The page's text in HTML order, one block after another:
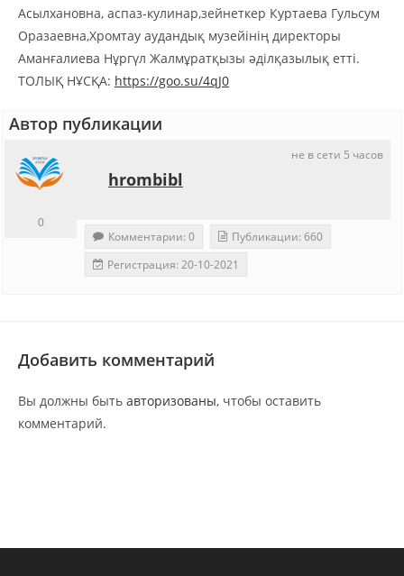
Асылхановна, аспаз-кулинар,зейнеткер Куртаева Гульсум
Оразаевна,Хромтау аудандық музейінің директоры
Аманғалиева Нұргүл Жалмұратқызы әділқазылық етті.
ТОЛЫҚ НҰСҚА: https://goo.su/4qJ0
Автор публикации
не в сети 5 часов
hrombibl
0
Комментарии: 0
Публикации: 660
Регистрация: 20-10-2021
Добавить комментарий
Вы должны быть авторизованы, чтобы оставить
комментарий.